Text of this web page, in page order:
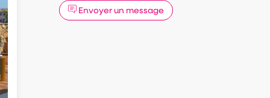
Envoyer un message